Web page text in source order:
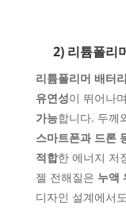
2) 리튬폴
리튬폴리머 배터리
유연성이 뛰어나며
가능합니다. 두께
스마트폰과 드론
적합한 에너지 저
젤 전해질은 누액
디자인 설계에서도